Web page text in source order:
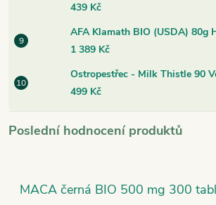
439 Kč
AFA Klamath BIO (USDA) 80g
1 389 Kč
Ostropestřec - Milk Thistle 90
499 Kč
Poslední hodnocení produktů
MACA černá BIO 500 mg 300